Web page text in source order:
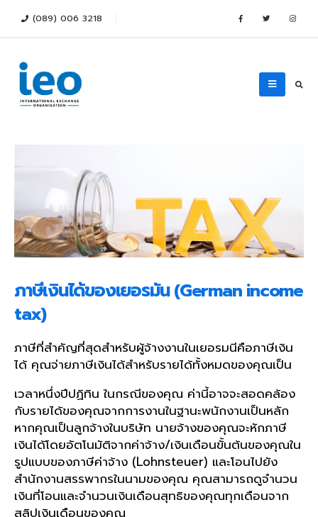
(089) 006 3218
ภาษีเงินได้ของเยอรมัน (German income
tax)
ภาษีที่สำคัญที่สุดสำหรับผู้จ้างงานในเยอรมนีคือภาษีเงิน
ได้ คุณจ่ายภาษีเงินได้สำหรับรายได้ทั้งหมดของคุณเป็น
เวลาหนึ่งปีปฏิทิน ในกรณีของคุณ ค่านี้อาจจะสอดคล้อง
กับรายได้ของคุณจากการงานในฐานะพนักงานเป็นหลัก
หากคุณเป็นลูกจ้างในบริษัท นายจ้างของคุณจะหักภาษี
เงินได้โดยอัตโนมัติจากค่าจ้าง/เงินเดือนขั้นต้นของคุณใน
รูปแบบของภาษีค่าจ้าง (Lohnsteuer) และโอนไปยัง
สำนักงานสรรพากรในนามของคุณ คุณสามารถดูจำนวน
เงินที่โอนและจำนวนเงินเดือนสุทธิของคุณทุกเดือนจาก
สลิปเงินเดือนของคุณ